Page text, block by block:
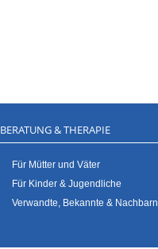
BERATUNG & THERAPIE
Für Mütter und Väter
Für Kinder & Jugendliche
Verwandte, Bekannte & Nachbarn